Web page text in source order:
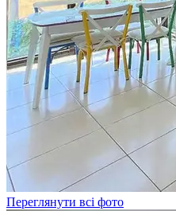
Переглянути всі фото